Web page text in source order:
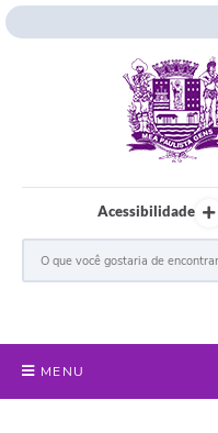
Acessibilidade
MENU